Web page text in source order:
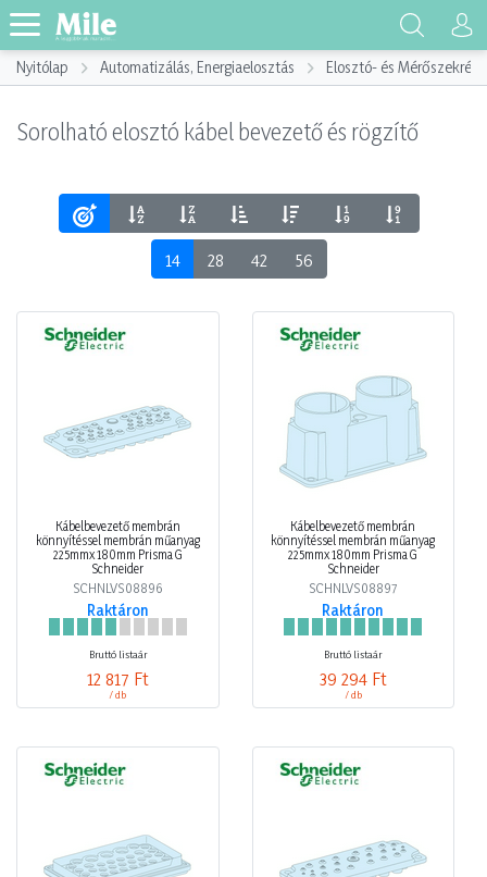
Nyitólap Automatizálás, Energiaelosztás Elosztó- és Mérőszekrény
Sorolható elosztó kábel bevezető és rögzítő
14 28 42 56
Kábelbevezető membrán
könnyítéssel membrán műanyag
225mmx 180mm Prisma G
Schneider
SCHNLVS08896
Raktáron
Bruttó listaár
12 817 Ft
/ db
Kábelbevezető membrán
könnyítéssel membrán műanyag
225mmx 180mm Prisma G
Schneider
SCHNLVS08897
Raktáron
Bruttó listaár
39 294 Ft
/ db